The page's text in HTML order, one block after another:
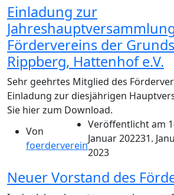
Einladung zur
Fördervereins der
Rippberg, Hattenhof e.V.
Sehr geehrtes Mitglied des
Einladung zur diesjährigen
Sie hier zum Download.
Von
foerderverein
Veröffentlicht am
Januar 202231.
2023
Neuer Vorstand des